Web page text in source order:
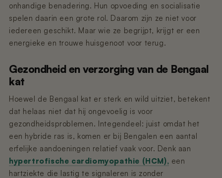
onhandige benadering. Hun opvoeding en socialisatie
spelen daarin een grote rol. Daarom zijn ze niet voor
iedereen geschikt. Maar wie ze begrijpt, krijgt er een
energieke en trouwe huisgenoot voor terug.
Gezondheid en verzorging van de Bengaal
kat
Hoewel de Bengaal kat er sterk en wild uitziet, betekent
dat helaas niet dat hij ongevoelig is voor
gezondheidsproblemen. Integendeel: juist omdat het
een hybride ras is, komen er bij Bengalen een aantal
erfelijke aandoeningen relatief vaak voor. Denk aan
hypertrofische cardiomyopathie (HCM), een
hartziekte die lastig te signaleren is zonder